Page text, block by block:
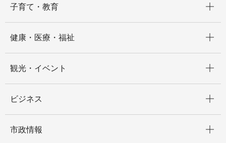
子育て・教育
健康・医療・福祉
観光・イベント
ビジネス
市政情報